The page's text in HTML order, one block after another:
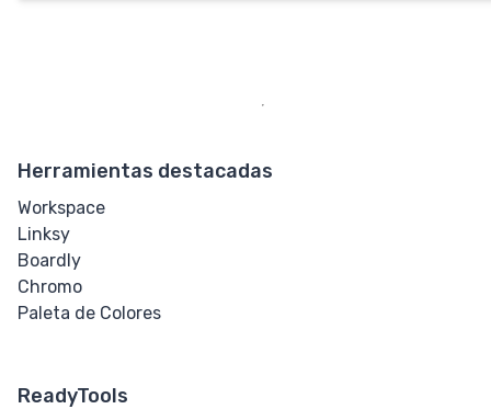
Herramientas destacadas
Workspace
Linksy
Boardly
Chromo
Paleta de Colores
ReadyTools